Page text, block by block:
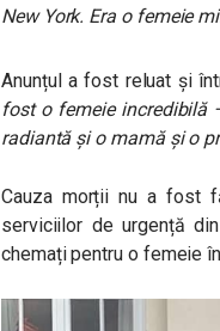
New York. Era o femeie
Anunțul a fost reluat și
fost o femeie incredibilă
radiantă și o mamă și o
Cauza morții nu a fost
serviciilor de urgență
chemați pentru o femeie